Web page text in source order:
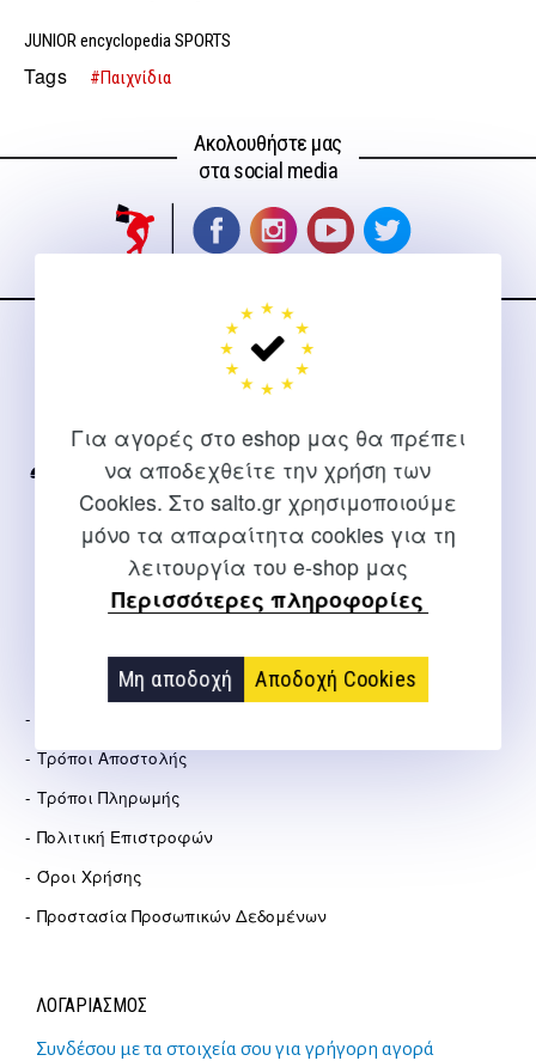
Για αγορές στο eshop μας θα πρέπει
να αποδεχθείτε την χρήση των
Cookies. Στο salto.gr χρησιμοποιούμε
μόνο τα απαραίτητα cookies για τη
λειτουργία του e-shop μας
Περισσότερες πληροφορίες
Μη αποδοχή Αποδοχή Cookies
JUNIOR encyclopedia SPORTS
Tags #Παιχνίδια
Ακολουθήστε μας
στα social media
Internet
2310 267108
info@salto.gr
Αγγελάκη 21, Θεσσαλονίκη
Τρόποι Αποστολής
Τρόποι Πληρωμής
Πολιτική Επιστροφών
Όροι Χρήσης
Προστασία Προσωπικών Δεδομένων
ΛΟΓΑΡΙΑΣΜΟΣ
Συνδέσου με τα στοιχεία σου για γρήγορη αγορά